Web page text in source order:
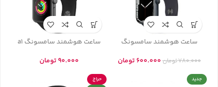
ساعت هوشمند سامسونگ
780.000تومان600.000 تومان
ساعت هوشمند سامسونگ a1
90.000 تومان
جدید
حراج